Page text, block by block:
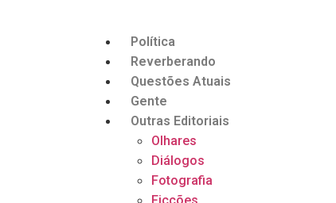
Política
Reverberando
Questões Atuais
Gente
Outras Editoriais
Olhares
Diálogos
Fotografia